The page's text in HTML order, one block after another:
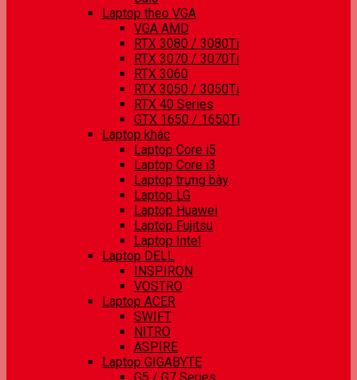
Laptop theo VGA
VGA AMD
RTX 3080 / 3080Ti
RTX 3070 / 3070Ti
RTX 3060
RTX 3050 / 3050Ti
RTX 40 Series
GTX 1650 / 1650Ti
Laptop khác
Laptop Core i5
Laptop Core i3
Laptop trưng bày
Laptop LG
Laptop Huawei
Laptop Fujitsu
Laptop Intel
Laptop DELL
INSPIRON
VOSTRO
Laptop ACER
SWIFT
NITRO
ASPIRE
Laptop GIGABYTE